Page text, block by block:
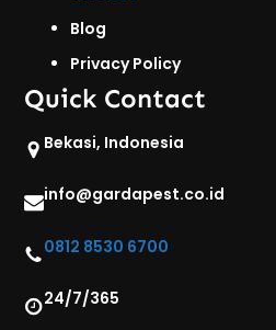
Blog
Privacy Policy
Quick Contact
Bekasi, Indonesia
info@gardapest.co.id
0812 8530 6700
24/7/365